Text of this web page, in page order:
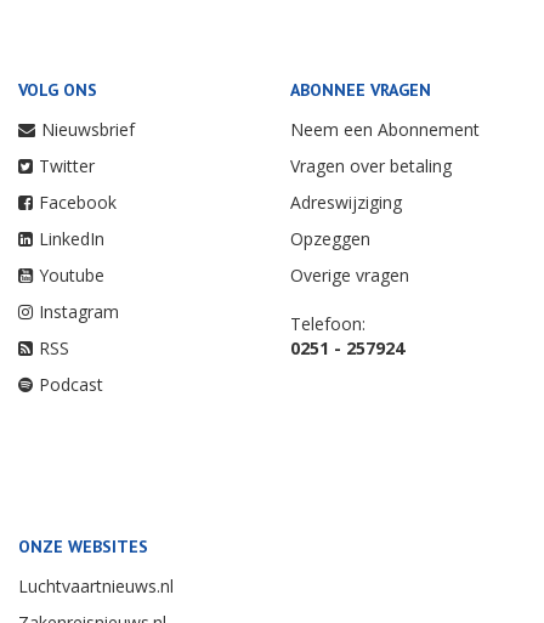
VOLG ONS
Nieuwsbrief
Twitter
Facebook
LinkedIn
Youtube
Instagram
RSS
Podcast
ABONNEE VRAGEN
Neem een Abonnement
Vragen over betaling
Adreswijziging
Opzeggen
Overige vragen
Telefoon:
0251 - 257924
ONZE WEBSITES
Luchtvaartnieuws.nl